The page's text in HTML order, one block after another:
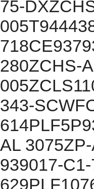
75-
280ZCHS-
343-
AL
939017-